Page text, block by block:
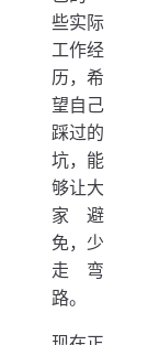
些实际
工作经
历，希
望自己
踩过的
坑，能
够让大
家避
免，少
走弯
路。